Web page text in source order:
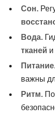
Сон.
Вода.
тканей
важны
Ритм.